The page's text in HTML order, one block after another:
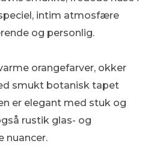
intim atmosfære
og personlig.
orangefarver, okker
smukt botanisk tapet
er elegant med stuk og
rustik glas- og
nuancer.